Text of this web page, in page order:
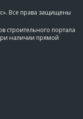
Все права защищены
строительного портала
наличии прямой